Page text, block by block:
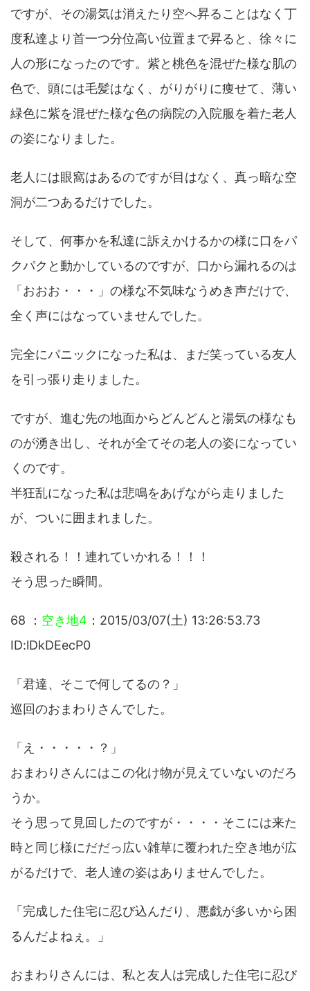
ですが、その湯気は消えたり空へ昇ることはなく丁
度私達より首一つ分位高い位置まで昇ると、徐々に
人の形になったのです。紫と桃色を混ぜた様な肌の
色で、頭には毛髪はなく、がりがりに痩せて、薄い
緑色に紫を混ぜた様な色の病院の入院服を着た老人
の姿になりました。
老人には眼窩はあるのですが目はなく、真っ暗な空
洞が二つあるだけでした。
そして、何事かを私達に訴えかけるかの様に口をパ
クパクと動かしているのですが、口から漏れるのは
「おおお・・・」の様な不気味なうめき声だけで、
全く声にはなっていませんでした。
完全にパニックになった私は、まだ笑っている友人
を引っ張り走りました。
ですが、進む先の地面からどんどんと湯気の様なも
のが湧き出し、それが全てその老人の姿になってい
くのです。
半狂乱になった私は悲鳴をあげながら走りました
が、ついに囲まれました。
殺される！！連れていかれる！！！
そう思った瞬間。
68 ： 空き地4 ：2015/03/07(土) 13:26:53.73
ID:lDkDEecP0
「君達、そこで何してるの？」
巡回のおまわりさんでした。
「え・・・・・？」
おまわりさんにはこの化け物が見えていないのだろ
うか。
そう思って見回したのですが・・・・そこには来た
時と同じ様にだだっ広い雑草に覆われた空き地が広
がるだけで、老人達の姿はありませんでした。
「完成した住宅に忍び込んだり、悪戯が多いから困
るんだよねぇ。」
おまわりさんには、私と友人は完成した住宅に忍び